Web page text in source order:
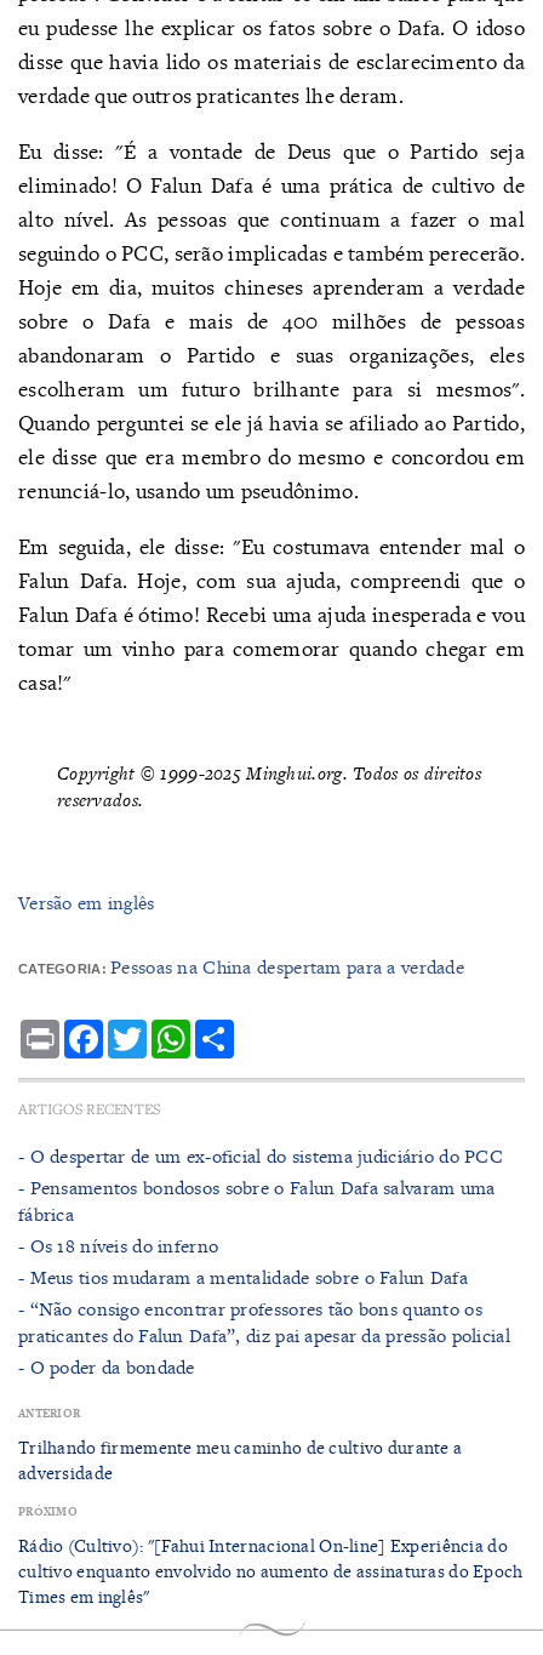
eu pudesse lhe explicar os fatos sobre o Dafa. O idoso
disse que havia lido os materiais de esclarecimento da
verdade que outros praticantes lhe deram.
Eu disse: "É a vontade de Deus que o Partido seja
eliminado! O Falun Dafa é uma prática de cultivo de
alto nível. As pessoas que continuam a fazer o mal
seguindo o PCC, serão implicadas e também perecerão.
Hoje em dia, muitos chineses aprenderam a verdade
sobre o Dafa e mais de 400 milhões de pessoas
abandonaram o Partido e suas organizações, eles
escolheram um futuro brilhante para si mesmos".
Quando perguntei se ele já havia se afiliado ao Partido,
ele disse que era membro do mesmo e concordou em
renunciá-lo, usando um pseudônimo.
Em seguida, ele disse: "Eu costumava entender mal o
Falun Dafa. Hoje, com sua ajuda, compreendi que o
Falun Dafa é ótimo! Recebi uma ajuda inesperada e vou
tomar um vinho para comemorar quando chegar em
casa!"
Copyright © 1999-2025 Minghui.org. Todos os direitos
reservados.
Versão em inglês
CATEGORIA: Pessoas na China despertam para a verdade
Print Facebook
TwitterWhatsApp
ARTIGOS RECENTES
- O despertar de um ex-oficial do sistema judiciário do PCC
- Pensamentos bondosos sobre o Falun Dafa salvaram uma
fábrica
- ​Os 18 níveis do inferno
- ​Meus tios mudaram a mentalidade sobre o Falun Dafa
- “Não consigo encontrar professores tão bons quanto os
praticantes do Falun Dafa”, diz pai apesar da pressão policial
- ​O poder da bondade
ANTERIOR
Trilhando firmemente meu caminho de cultivo durante a
adversidade
PRÓXIMO
Rádio (Cultivo): "​[Fahui Internacional On-line] Experiência do
cultivo enquanto envolvido no aumento de assinaturas do Epoch
Times em inglês"